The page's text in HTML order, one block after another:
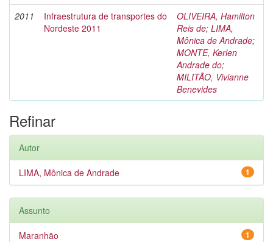
2011
Infraestrutura de transportes do
Nordeste 2011
OLIVEIRA, Hamilton
Reis de; LIMA,
Mônica de Andrade;
MONTE, Kerlen
Andrade do;
MILITÃO, Vivianne
Benevides
Refinar
Autor
1
LIMA, Mônica de Andrade
Assunto
1
Maranhão